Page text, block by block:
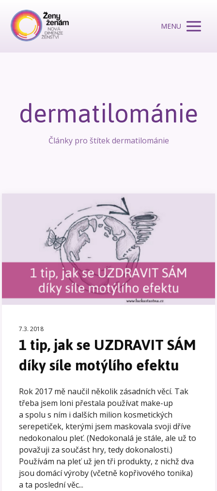
MENU
dermatilománie
Články pro štítek dermatilománie
7.3. 2018
1 tip, jak se UZDRAVIT SÁM
díky síle motýlího efektu
Rok 2017 mě naučil několik zásadních věcí. Tak
třeba jsem loni přestala používat make-up
a spolu s ním i dalších milion kosmetických
serepetiček, kterými jsem maskovala svoji dříve
nedokonalou pleť. (Nedokonalá je stále, ale už to
považuji za součást hry, tedy dokonalosti.)
Používám na pleť už jen tři produkty, z nichž dva
jsou domácí výroby (včetně kopřivového tonika)
a ta poslední věc...